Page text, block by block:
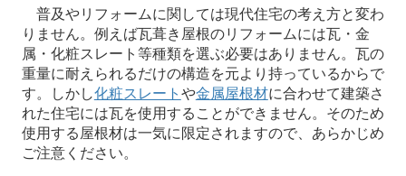
普及やリフォームに関しては現代住宅の考え方と変わ
りません。例えば瓦葺き屋根のリフォームには瓦・金
属・化粧スレート等種類を選ぶ必要はありません。瓦の
重量に耐えられるだけの構造を元より持っているからで
す。しかし化粧スレート や金属屋根材に合わせて建築さ
れた住宅には瓦を使用することができません。そのため
使用する屋根材は一気に限定されますので、あらかじめ
ご注意ください。